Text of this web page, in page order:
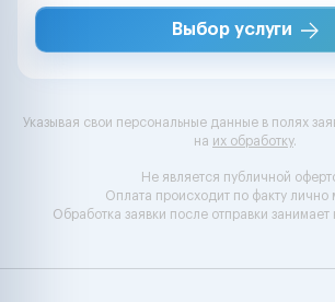
Выбор услуги
Указывая свои персональные данные в полях
на их обработку.
Не является публичной
Оплата происходит по факту лично
Обработка заявки после отправки занимает